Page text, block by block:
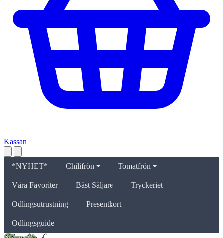
Kassan
*NYHET* Chilifrön Tomatfrön
Våra Favoriter Bäst Säljare Tryckeriet
Odlingsutrustning Presentkort
Odlingsguide